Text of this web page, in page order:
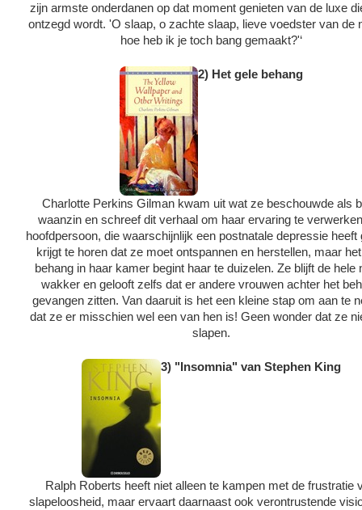
zijn armste onderdanen op dat moment genieten van de luxe
ontzegd wordt. 'O slaap, o zachte slaap, lieve voedster van de
hoe heb ik je toch bang gemaakt?'‘
2) Het gele behang
Charlotte Perkins Gilman kwam uit wat ze beschouwde als
waanzin en schreef dit verhaal om haar ervaring te
hoofdpersoon, die waarschijnlijk een postnatale depressie heeft
krijgt te horen dat ze moet ontspannen en herstellen, maar
behang in haar kamer begint haar te duizelen. Ze blijft de hele
wakker en gelooft zelfs dat er andere vrouwen achter het
gevangen zitten. Van daaruit is het een kleine stap om aan te
dat ze er misschien wel een van hen is! Geen wonder dat ze
slapen.
3) "Insomnia" van Stephen King
Ralph Roberts heeft niet alleen te kampen met de frustratie
slapeloosheid, maar ervaart daarnaast ook verontrustende